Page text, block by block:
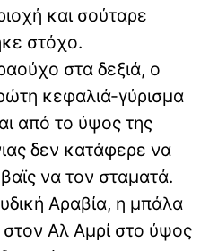
και σούταρε
στόχο.
στα δεξιά, ο
κεφαλιά-γύρισμα
από το ύψος της
δεν κατάφερε να
να τον σταματά.
Αραβία, η μπάλα
Αλ Αμρί στο ύψος